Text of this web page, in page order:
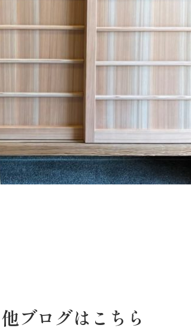
ブログはこちら